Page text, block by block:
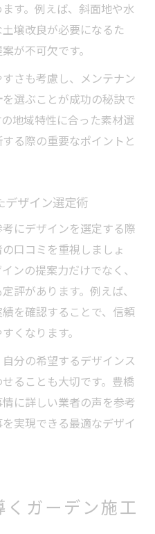
す。例えば、斜面地や水
壌改良が必要になるた
が不可欠です。
さも考慮し、メンテナン
選ぶことが成功の秘訣で
地域特性に合った素材選
る際の重要なポイントと
デザイン選定術
にデザインを選定する際
口コミを重視しましょ
ンの提案力だけでなく、
評があります。例えば、
を確認することで、信頼
くなります。
分の希望するデザインス
ることも大切です。豊橋
に詳しい業者の声を参考
実現できる最適なデザイ
ガーデン施工